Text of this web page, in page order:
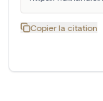
Copier la citation